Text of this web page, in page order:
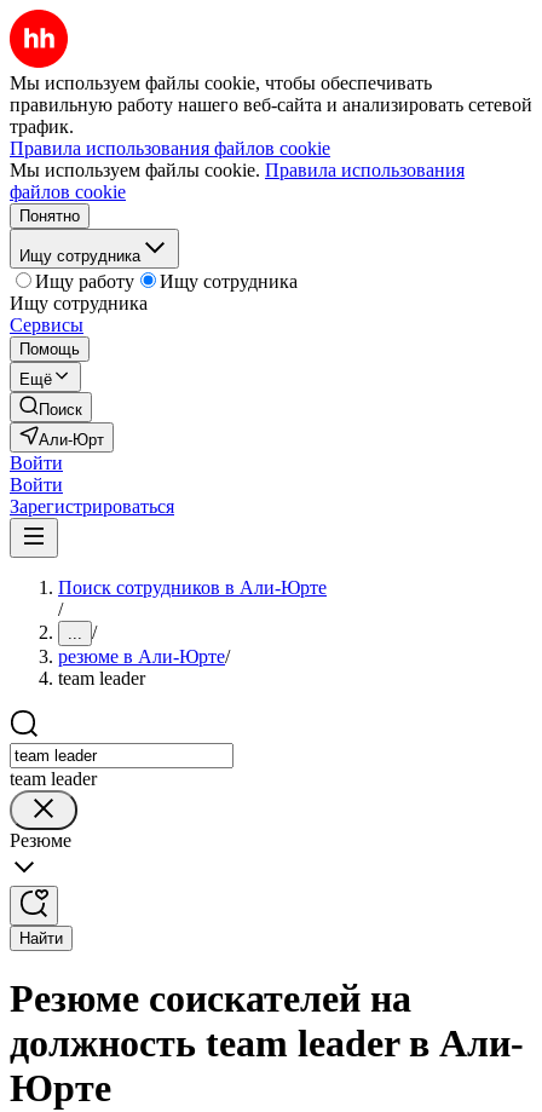
Мы используем файлы cookie, чтобы обеспечивать
правильную работу нашего веб-сайта и анализировать сетевой
трафик.
Правила использования файлов cookie
Мы используем файлы cookie. Правила использования
файлов cookie
Понятно
Ищу сотрудника
Ищу работу
Ищу сотрудника
Ищу сотрудника
Сервисы
Помощь
Ещё
Поиск
Али-Юрт
Войти
Войти
Зарегистрироваться
Поиск сотрудников в Али-Юрте
/
... /
резюме в Али-Юрте/
team leader
team leader
Резюме
Найти
Резюме соискателей на
должность team leader в Али-
Юрте